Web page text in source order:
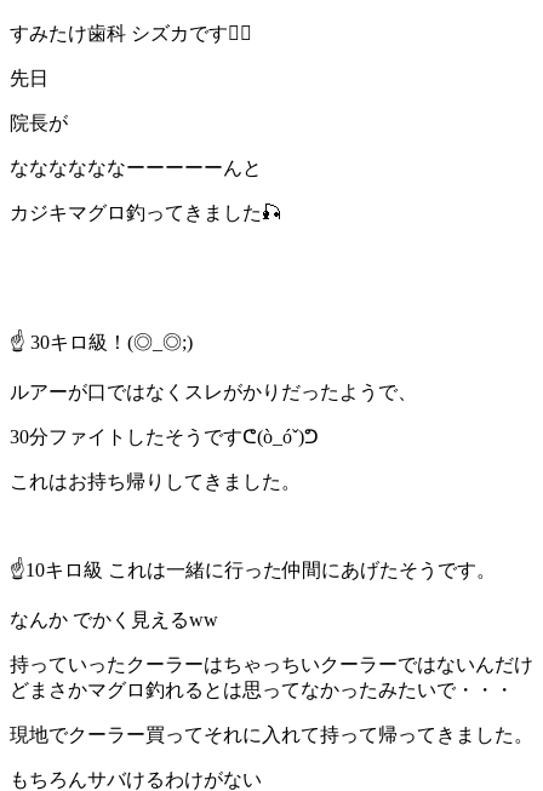
すみたけ歯科 シズカです🧚‍♀️
先日
院長が
ななななななーーーーーんと
カジキマグロ釣ってきました🎣
☝️ 30キロ級！(◎_◎;)
ルアーが口ではなくスレがかりだったようで、
30分ファイトしたそうですᕦ(ò_óˇ)ᕤ
これはお持ち帰りしてきました。
☝️10キロ級 これは一緒に行った仲間にあげたそうです。
なんか でかく見えるww
持っていったクーラーはちゃっちいクーラーではないんだけ
どまさかマグロ釣れるとは思ってなかったみたいで・・・
現地でクーラー買ってそれに入れて持って帰ってきました。
もちろんサバけるわけがない